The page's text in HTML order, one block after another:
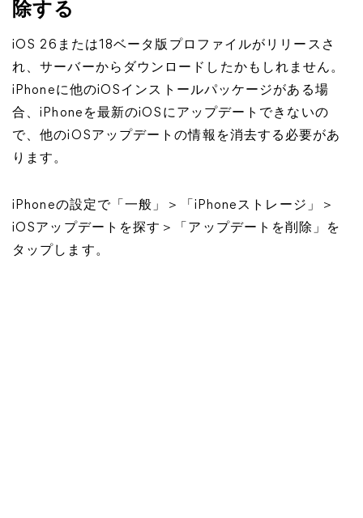
除する
iOS 26または18ベータ版プロファイルがリリースさ
れ、サーバーからダウンロードしたかもしれません。
iPhoneに他のiOSインストールパッケージがある場
合、iPhoneを最新のiOSにアップデートできないの
で、他のiOSアップデートの情報を消去する必要があ
ります。
iPhoneの設定で「一般」＞「iPhoneストレージ」＞
iOSアップデートを探す＞「アップデートを削除」を
タップします。